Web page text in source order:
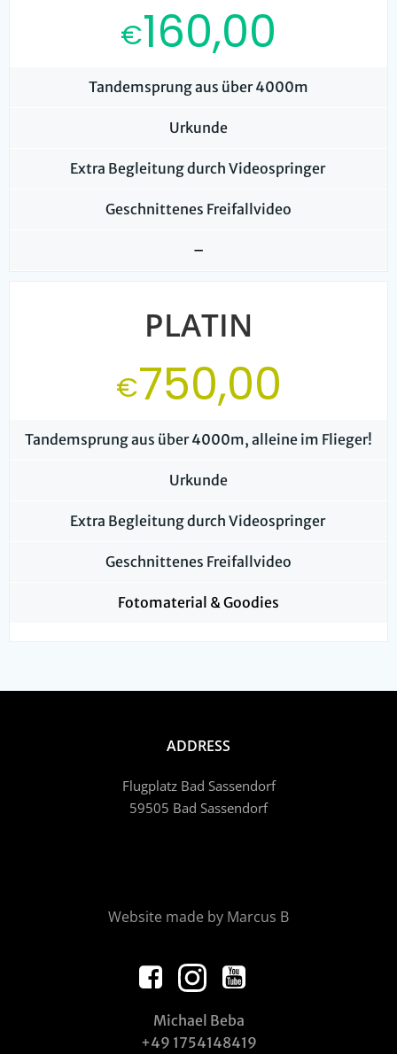
€160,00
Tandemsprung aus über 4000m
Urkunde
Extra Begleitung durch Videospringer
Geschnittenes Freifallvideo
–
PLATIN
€750,00
Tandemsprung aus über 4000m, alleine im Flieger!
Urkunde
Extra Begleitung durch Videospringer
Geschnittenes Freifallvideo
Fotomaterial & Goodies
ADDRESS
Flugplatz Bad Sassendorf
59505 Bad Sassendorf
Website made by Marcus B
Michael Beba
+49 1754148419